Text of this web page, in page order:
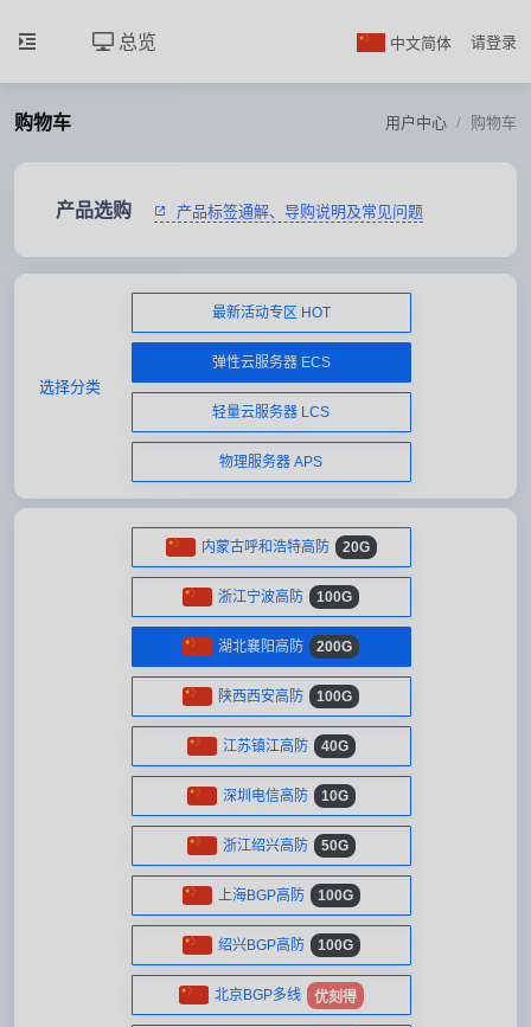
总览 中文简体 请登录
购物车 用户中心 购物车
产品选购 产品标签通解、导购说明及常见问题
选择分类
最新活动专区 HOT
弹性云服务器 ECS
轻量云服务器 LCS
物理服务器 APS
内蒙古呼和浩特高防 20G
浙江宁波高防 100G
湖北襄阳高防 200G
陕西西安高防 100G
江苏镇江高防 40G
深圳电信高防 10G
浙江绍兴高防 50G
上海BGP高防 100G
绍兴BGP高防 100G
北京BGP多线 优刻得